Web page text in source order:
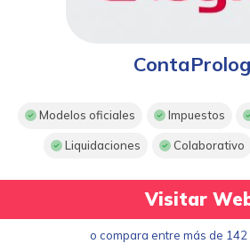
Modelos oficiales Impuestos
Liquidaciones Colaborativo
Visitar
o compara entre más de